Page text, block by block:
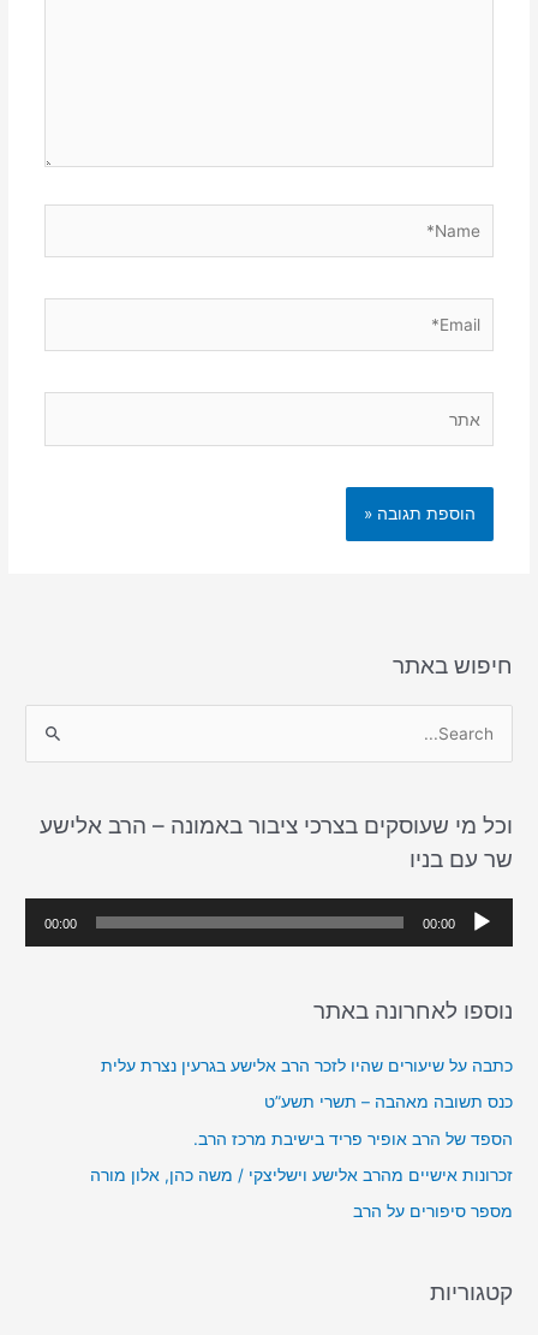
חיפוש באתר
r
c
h
וכל מי שעוסקים בצרכי ציבור באמונה – הרב אלישע
שר עם בניו
ג
א
ד
י
ו
00:00
00:00
נוספו לאחרונה באתר
כתבה על שיעורים שהיו לזכר הרב אלישע בגרעין נצרת עלית
כנס תשובה מאהבה – תשרי תשע”ט
הספד של הרב אופיר פריד בישיבת מרכז הרב.
זכרונות אישיים מהרב אלישע וישליצקי / משה כהן, אלון מורה
מספר סיפורים על הרב
קטגוריות